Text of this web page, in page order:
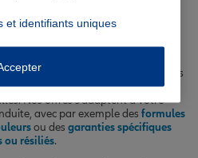
utiliser votre véhicule pour vous
déplacements quotidiens ou
vous circuliez sur leboulevard de
face aux imprévus. Avec nous, vous
vol, d'incendie, de bris de glace ou
Nos offres s'adaptent à votre
avec par exemple des formules
ou des garanties spécifiques
ou résiliés.
et identifiants uniques